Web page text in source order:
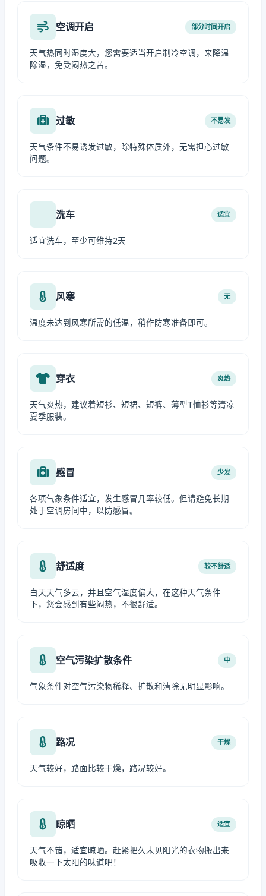
空调开启 部分时间开启
天气热同时湿度大，您需要适当开启制冷空调，来降温
除湿，免受闷热之苦。
过敏 不易发
天气条件不易诱发过敏，除特殊体质外，无需担心过敏
问题。
洗车 适宜
适宜洗车，至少可维持2天
风寒 无
温度未达到风寒所需的低温，稍作防寒准备即可。
穿衣 炎热
天气炎热，建议着短衫、短裙、短裤、薄型T恤衫等清凉
夏季服装。
感冒 少发
各项气象条件适宜，发生感冒几率较低。但请避免长期
处于空调房间中，以防感冒。
舒适度 较不舒适
白天天气多云，并且空气湿度偏大，在这种天气条件
下，您会感到有些闷热，不很舒适。
空气污染扩散条件 中
气象条件对空气污染物稀释、扩散和清除无明显影响。
路况 干燥
天气较好，路面比较干燥，路况较好。
晾晒 适宜
天气不错，适宜晾晒。赶紧把久未见阳光的衣物搬出来
吸收一下太阳的味道吧！